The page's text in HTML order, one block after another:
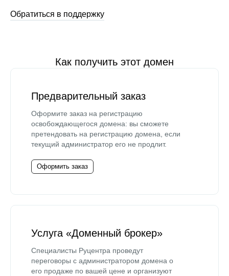
Обратиться в поддержку
Как получить этот домен
Предварительный заказ
Оформите заказ на регистрацию
освобождающегося домена: вы сможете
претендовать на регистрацию домена, если
текущий администратор его не продлит.
Оформить заказ
Услуга «Доменный брокер»
Специалисты Руцентра проведут
переговоры с администратором домена о
его продаже по вашей цене и организуют